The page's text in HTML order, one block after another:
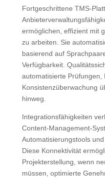
Fortgeschrittene TMS-
ermöglichen, effizient mit
zu arbeiten. Sie
basierend auf
Verfügbarkeit.
automatisierte Prüfungen,
Konsistenzüberwachung
hinweg.
Integrationsfähigkeiten
Content-Management-
Automatisierungstools
Diese Konnektivität
Projekterstellung, wenn
müssen, optimierte